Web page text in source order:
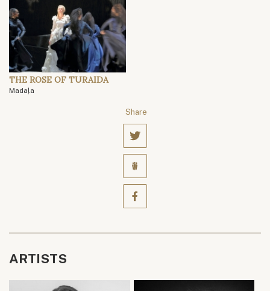
THE ROSE OF TURAIDA
Madaļa
Share
ARTISTS